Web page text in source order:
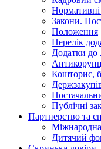
Нормативнi
Закони.
Положення
Перелік
Додатки до
Кошторис,
Публічні
Партнерство та
Дитячий